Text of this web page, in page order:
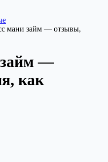
мани займ — отзывы,
займ —
как